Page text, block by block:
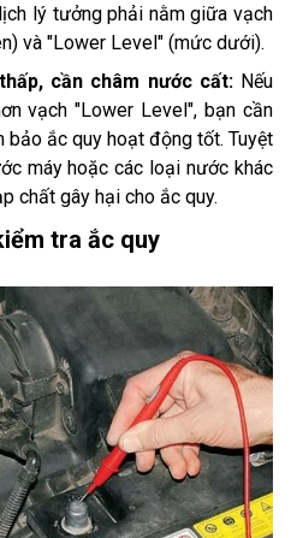
lý tưởng phải nằm giữa vạch
và "Lower Level" (mức dưới).
cần châm nước cất:Nếu
vạch "Lower Level", bạn cần
ắc quy hoạt động tốt. Tuyệt
máy hoặc các loại nước khác
chất gây hại cho ắc quy.
tra ắc quy